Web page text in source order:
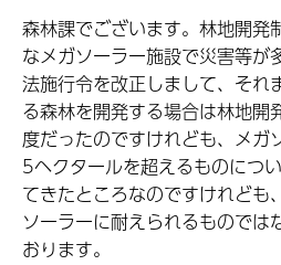
森林課でございます。林地開発
なメガソーラー施設で災害等が
法施行令を改正しまして、それ
る森林を開発する場合は林地開
度だったのですけれども、メガ
5ヘクタールを超えるものにつ
てきたところなのですけれども
ソーラーに耐えられるものでは
おります。